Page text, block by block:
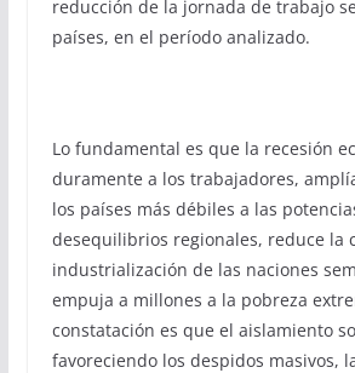
reducción de la jornada de trabajo
países, en el período analizado.
Lo fundamental es que la recesión
duramente a los trabajadores,
los países más débiles a las
desequilibrios regionales, reduce la
industrialización de las naciones
empuja a millones a la pobreza
constatación es que el aislamiento
favoreciendo los despidos masivos,